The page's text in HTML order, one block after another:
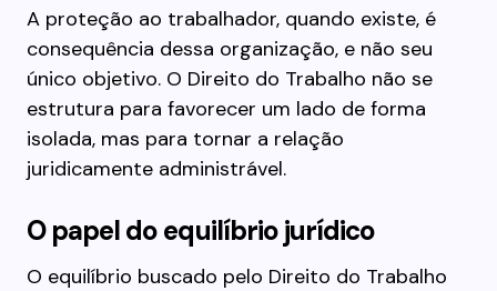
A proteção ao trabalhador, quando existe, é
consequência dessa organização, e não seu
único objetivo. O Direito do Trabalho não se
estrutura para favorecer um lado de forma
isolada, mas para tornar a relação
juridicamente administrável.
O papel do equilíbrio jurídico
O equilíbrio buscado pelo Direito do Trabalho